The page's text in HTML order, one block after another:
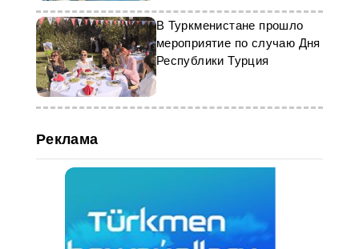
В Туркменистане прошло
мероприятие по случаю Дня
Республики Турция
Реклама